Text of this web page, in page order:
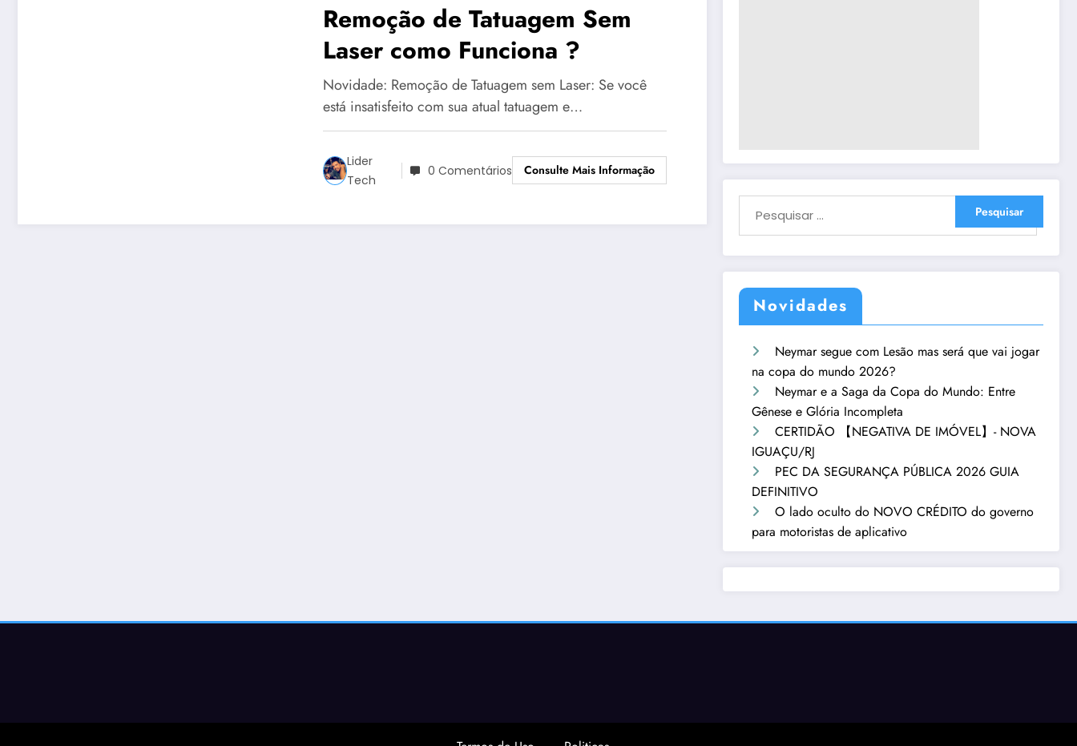
Remoção de Tatuagem Sem
Laser como Funciona ?
Novidade: Remoção de Tatuagem sem Laser: Se você
está insatisfeito com sua atual tatuagem e…
Lider
Tech
0 Comentários Consulte Mais Informação
Novidades
Neymar segue com Lesão mas será que vai jogar
na copa do mundo 2026?
Neymar e a Saga da Copa do Mundo: Entre
Gênese e Glória Incompleta
CERTIDÃO 【NEGATIVA DE IMÓVEL】- NOVA
IGUAÇU/RJ
PEC DA SEGURANÇA PÚBLICA 2026 GUIA
DEFINITIVO
O lado oculto do NOVO CRÉDITO do governo
para motoristas de aplicativo